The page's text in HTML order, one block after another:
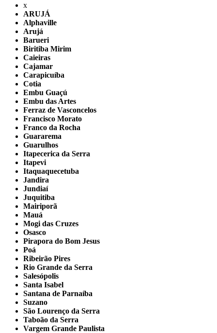
x
ARUJÁ
Alphaville
Arujá
Barueri
Biritiba Mirim
Caieiras
Cajamar
Carapicuíba
Cotia
Embu Guaçú
Embu das Artes
Ferraz de Vasconcelos
Francisco Morato
Franco da Rocha
Guararema
Guarulhos
Itapecerica da Serra
Itapevi
Itaquaquecetuba
Jandira
Jundiaí
Juquitiba
Mairiporã
Mauá
Mogi das Cruzes
Osasco
Pirapora do Bom Jesus
Poá
Ribeirão Pires
Rio Grande da Serra
Salesópolis
Santa Isabel
Santana de Parnaíba
Suzano
São Lourenço da Serra
Taboão da Serra
Vargem Grande Paulista